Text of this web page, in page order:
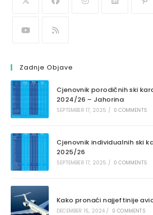
Zadnje Objave
Cjenovnik porodičnih ski
2024/26 – Jahorina
SEPTEMBER 17, 2025 / 0 COMMENTS
Cjenovnik individualnih ski
2025/26
SEPTEMBER 17, 2025 / 0 COMMENTS
Kako pronaći najjeftinije
DECEMBER 15, 2024 / 0 COMMENTS